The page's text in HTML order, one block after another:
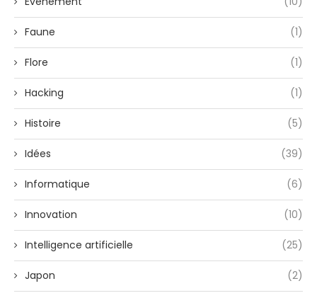
Faune (1)
Flore (1)
Hacking (1)
Histoire (5)
Idées (39)
Informatique (6)
Innovation (10)
Intelligence artificielle (25)
Japon (2)